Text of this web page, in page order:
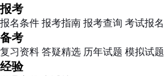
报考
报名条件 报考指南 报考查询 考试报名
备考
复习资料 答疑精选 历年试题 模拟试题
经验